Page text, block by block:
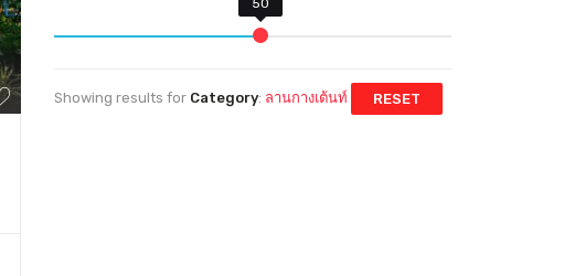
Showing results for Category: ลานกางเต้นท์ RESET